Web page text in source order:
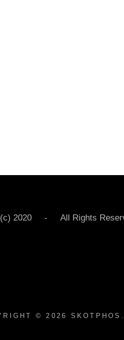
(c) 2020 - All Rights
© 2026 SKOTPHOS